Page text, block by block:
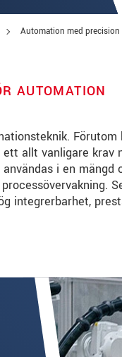
Automation med precision
AUTOMATION
allt vanligare krav
i en
integrerbarhet,